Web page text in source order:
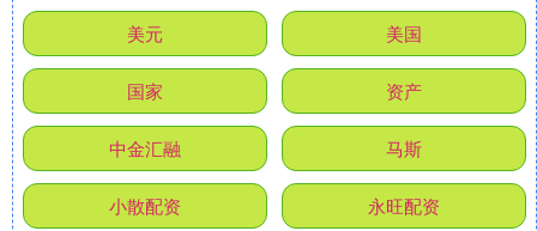
美元 美国
国家 资产
中金汇融 马斯
小散配资 永旺配资